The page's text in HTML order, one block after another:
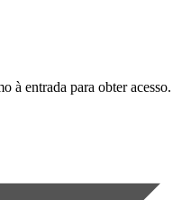
à entrada para obter acesso.